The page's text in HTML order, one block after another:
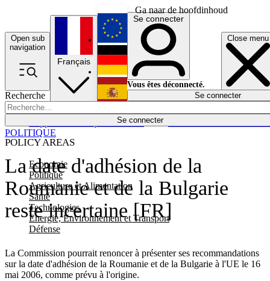
Ga naar de hoofdinhoud
Open sub
navigation
Close menu
Recherche
Se connecter
POLICY AREAS
Economie
Politique
Agriculture et Alimentation
Santé
Technologies
Energie, Environnement et Transport
Défense
Économie
Français
English
Deutsch
Español
Se connecter
Vous êtes déconnecté.
Se connecter
La date d'adhésion de la
Roumanie et de la Bulgarie
reste incertaine [FR]
La Commission pourrait renoncer à présenter ses recommandations
sur la date d'adhésion de la Roumanie et de la Bulgarie à l'UE le 16
mai 2006, comme prévu à l'origine.
POLITIQUE